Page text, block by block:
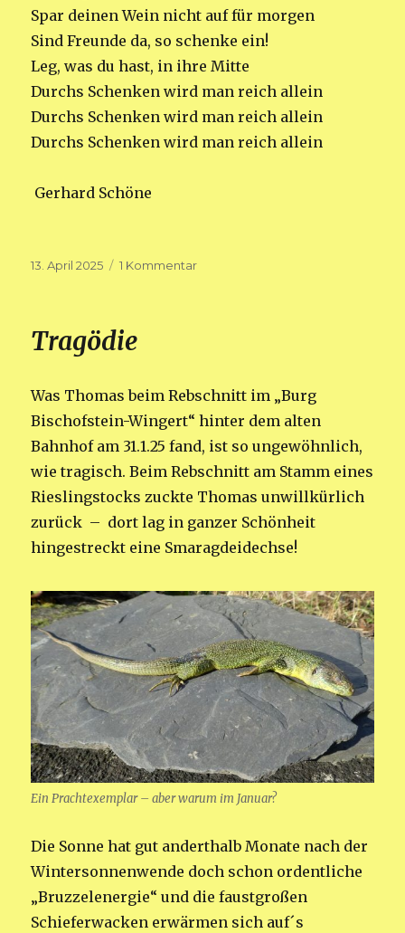
Spar deinen Wein nicht auf für morgen
Sind Freunde da, so schenke ein!
Leg, was du hast, in ihre Mitte
Durchs Schenken wird man reich allein
Durchs Schenken wird man reich allein
Durchs Schenken wird man reich allein
Gerhard Schöne
Veröffentlicht
13. April 2025 1 Kommentarzu
Wein
nicht
für
morgen
Tragödie
Was Thomas beim Rebschnitt im „Burg
Bischofstein-Wingert“ hinter dem alten
Bahnhof am 31.1.25 fand, ist so ungewöhnlich,
wie tragisch. Beim Rebschnitt am Stamm eines
Rieslingstocks zuckte Thomas unwillkürlich
zurück – dort lag in ganzer Schönheit
hingestreckt eine Smaragdeidechse!
Ein Prachtexemplar – aber warum im Januar?
Die Sonne hat gut anderthalb Monate nach der
Wintersonnenwende doch schon ordentliche
„Bruzzelenergie“ und die faustgroßen
Schieferwacken erwärmen sich auf´s